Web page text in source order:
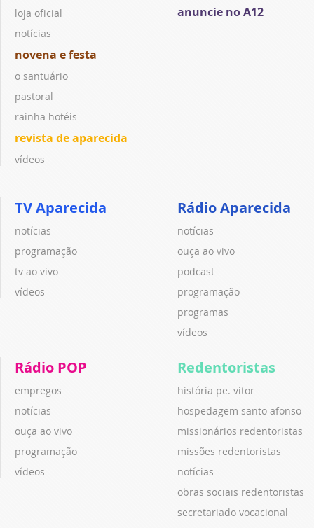
loja oficial
notícias
novena e festa
o santuário
pastoral
rainha hotéis
revista de aparecida
vídeos
anuncie no A12
TV Aparecida
notícias
programação
tv ao vivo
vídeos
Rádio Aparecida
notícias
ouça ao vivo
podcast
programação
programas
vídeos
Rádio POP
empregos
notícias
ouça ao vivo
programação
vídeos
Redentoristas
história pe. vitor
hospedagem santo afonso
missionários redentoristas
missões redentoristas
notícias
obras sociais redentoristas
secretariado vocacional